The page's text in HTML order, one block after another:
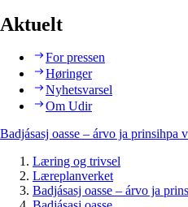
Aktuelt
For pressen
Høringer
Nyhetsvarsel
Om Udir
Badjásasj oasse – árvo ja prinsihpa
Læring og trivsel
Læreplanverket
Badjásasj oasse – árvo ja